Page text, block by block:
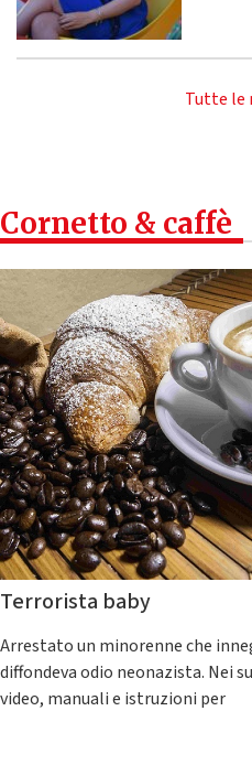
Tutte le
Cornetto & caffè
Terrorista baby
Arrestato un minorenne che
diffondeva odio neonazista. Nei
video, manuali e istruzioni per